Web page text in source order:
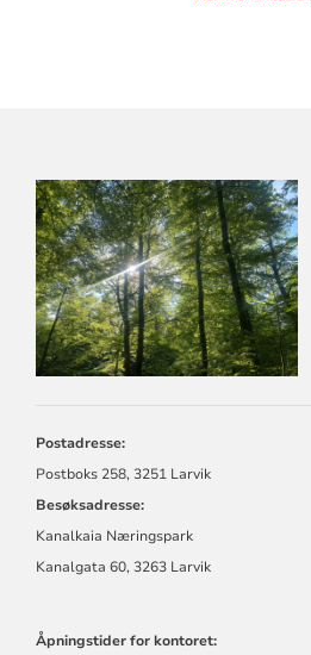
Postadresse:
Postboks 258, 3251 Larvik
Besøksadresse:
Kanalkaia Næringspark
Kanalgata 60, 3263 Larvik
Åpningstider for kontoret: